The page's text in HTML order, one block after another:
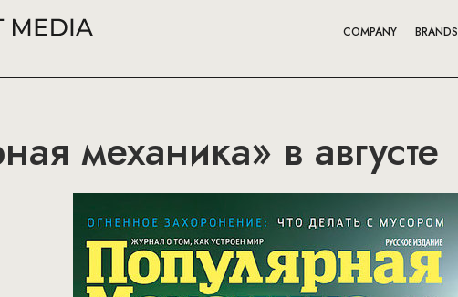
COMPANY BRANDS
механика» в августе